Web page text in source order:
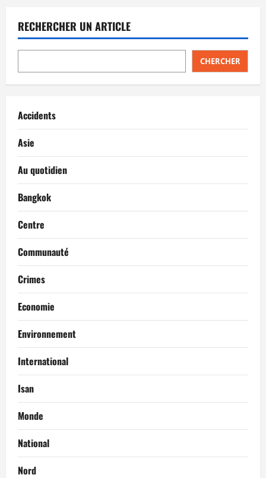
obtenaient
le
de
RECHERCHER UN ARTICLE
CHERCHER
Accidents
Asie
Au quotidien
Bangkok
Centre
Communauté
Crimes
Economie
Environnement
International
Isan
Monde
National
Nord